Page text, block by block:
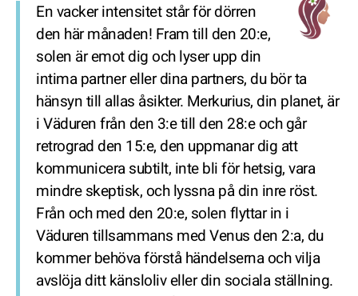
En vacker intensitet står för dörren
den här månaden! Fram till den 20:e,
solen är emot dig och lyser upp din
intima partner eller dina partners, du bör ta
hänsyn till allas åsikter. Merkurius, din planet, är
i Väduren från den 3:e till den 28:e och går
retrograd den 15:e, den uppmanar dig att
kommunicera subtilt, inte bli för hetsig, vara
mindre skeptisk, och lyssna på din inre röst.
Från och med den 20:e, solen flyttar in i
Väduren tillsammans med Venus den 2:a, du
kommer behöva förstå händelserna och vilja
avslöja ditt känsloliv eller din sociala ställning.